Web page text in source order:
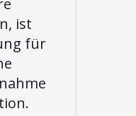
ist
für